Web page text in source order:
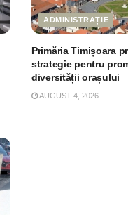
ADMINISTRAȚIE
Primăria Timișoara
strategie pentru
diversității orașului
AUGUST 4, 2026